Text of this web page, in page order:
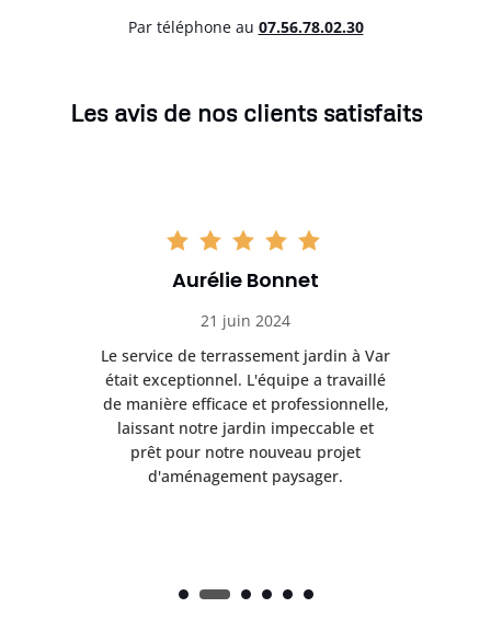
Par téléphone au 07.56.78.02.30
Les avis de nos clients satisfaits
Aurélie Bonnet
21 juin 2024
Le service de terrassement jardin à Var
était exceptionnel. L'équipe a travaillé
de manière efficace et professionnelle,
laissant notre jardin impeccable et
prêt pour notre nouveau projet
d'aménagement paysager.